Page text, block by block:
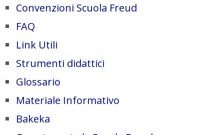
Convenzioni Scuola Freud
FAQ
Link Utili
Strumenti didattici
Glossario
Materiale Informativo
Bakeka